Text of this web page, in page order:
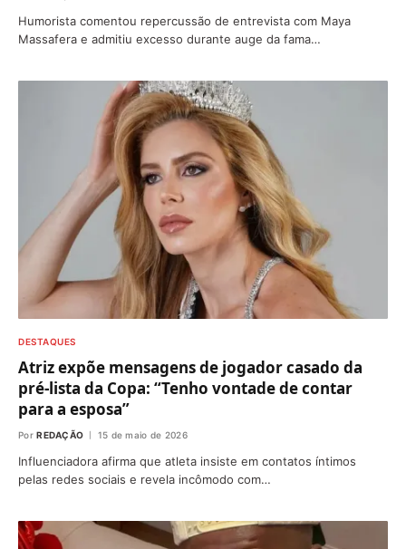
Humorista comentou repercussão de entrevista com Maya
Massafera e admitiu excesso durante auge da fama…
DESTAQUES
Atriz expõe mensagens de jogador casado da
pré-lista da Copa: “Tenho vontade de contar
para a esposa”
Por REDAÇÃO 15 de maio de 2026
Influenciadora afirma que atleta insiste em contatos íntimos
pelas redes sociais e revela incômodo com…